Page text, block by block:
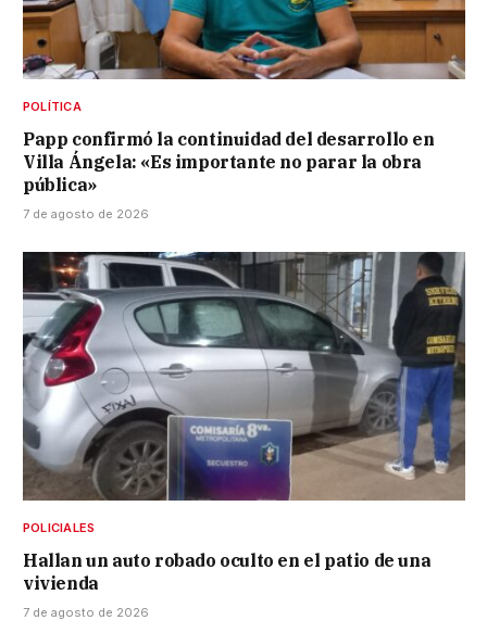
POLÍTICA
Papp confirmó la continuidad del desarrollo en
Villa Ángela: «Es importante no parar la obra
pública»
7 de agosto de 2026
POLICIALES
Hallan un auto robado oculto en el patio de una
vivienda
7 de agosto de 2026